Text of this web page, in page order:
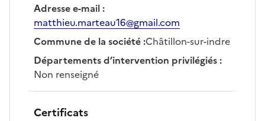
Adresse e-mail:
matthieu.marteau16@gmail.com
Commune de la société:Châtillon-sur-indre
Départements d’intervention privilégiés:
Non renseigné
Certificats